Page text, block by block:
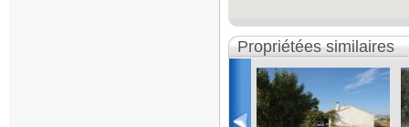
Propriétées similaires